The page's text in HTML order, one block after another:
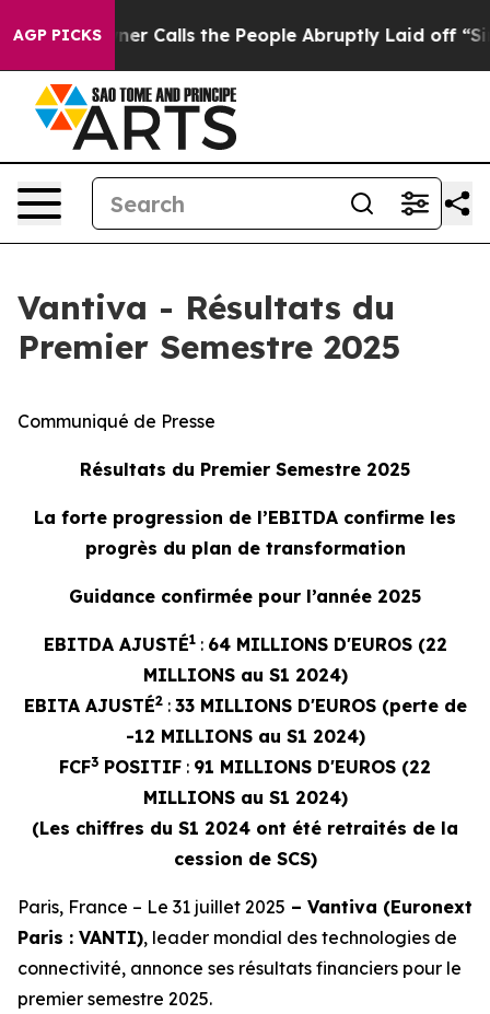
AGP PICKS
Calls the People Abruptly Laid off “Simply a Math
Vantiva - Résultats du
Premier Semestre 2025
Communiqué de Presse
Résultats du Premier Semestre 2025
La forte progression de l’EBITDA confirme les
progrès du plan de transformation
Guidance confirmée pour l’année 2025
EBITDA AJUSTÉ1: 64 MILLIONS D'EUROS (22
MILLIONS au S1 2024)
EBITA AJUSTÉ2 : 33 MILLIONS D'EUROS (perte de
-12 MILLIONS au S1 2024)
FCF3 POSITIF : 91 MILLIONS D'EUROS (22
MILLIONS au S1 2024)
(Les chiffres du S1 2024 ont été retraités de la
cession de SCS)
Paris, France – Le 31 juillet 2025 – Vantiva (Euronext
Paris : VANTI), leader mondial des technologies de
connectivité, annonce ses résultats financiers pour le
premier semestre 2025.